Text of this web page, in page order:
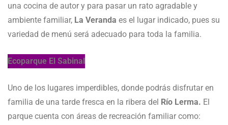
una cocina de autor y para pasar un rato agradable y
ambiente familiar, La Veranda es el lugar indicado, pues su
variedad de menú será adecuado para toda la familia.
Ecoparque El Sabinal
Uno de los lugares imperdibles, donde podrás disfrutar en
familia de una tarde fresca en la ribera del Río Lerma. El
parque cuenta con áreas de recreación familiar como: